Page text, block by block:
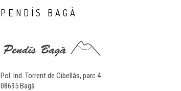
PENDÍS BAGÀ
Pol. Ind. Torrent de Gibellàs, parc 4
08695 Bagà